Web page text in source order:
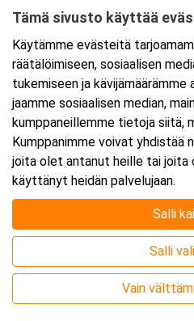
Ajankohta
Alkaa:16.11.2026 08:30
Päättyy:17.11.2026 15:30
Lisää tapahtuma kalenteriisi
Webinaari
Tämä sivusto käyttää
Käytämme evästeitä
räätälöimiseen, sosiaalisen
tukemiseen ja kävijämäärämme
jaamme sosiaalisen median,
kumppaneillemme tietoja siitä,
Kumppanimme voivat yhdistää
joita olet antanut heille tai joita
käyttänyt heidän palvelujaan.
Salli
Salli
Vain